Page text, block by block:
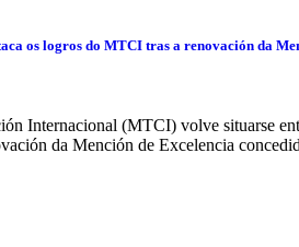
os logros do MTCI tras a renovación da
Internacional (MTCI) volve situarse
da Mención de Excelencia